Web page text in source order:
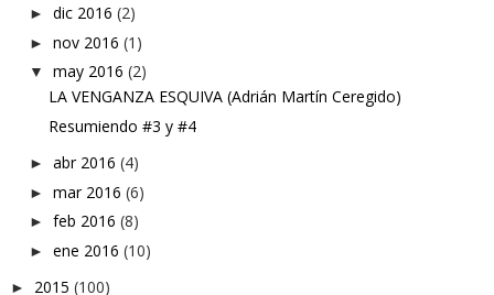
► dic 2016 (2)
► nov 2016 (1)
▼ may 2016 (2)
LA VENGANZA ESQUIVA (Adrián Martín Ceregido)
Resumiendo #3 y #4
► abr 2016 (4)
► mar 2016 (6)
► feb 2016 (8)
► ene 2016 (10)
► 2015 (100)